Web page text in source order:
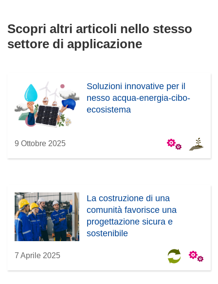
Scopri altri articoli nello stesso
settore di applicazione
Soluzioni innovative per il
nesso acqua-energia-cibo-
ecosistema
9 Ottobre 2025
La costruzione di una
comunità favorisce una
progettazione sicura e
sostenibile
7 Aprile 2025